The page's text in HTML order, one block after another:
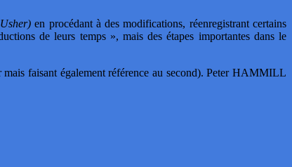
en procédant à des modifications, réenregistrant certains
de leurs temps », mais des étapes importantes dans le
faisant également référence au second). Peter HAMMILL